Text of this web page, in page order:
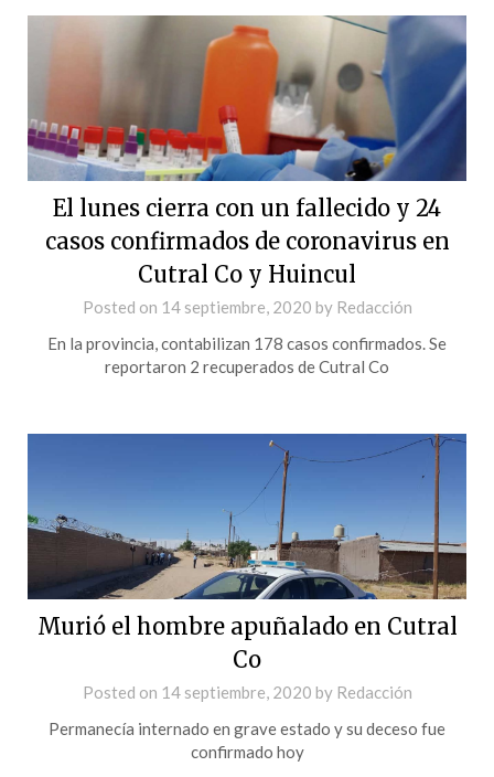
El lunes cierra con un fallecido y 24
casos confirmados de coronavirus en
Cutral Co y Huincul
Posted on 14 septiembre, 2020 by Redacción
En la provincia, contabilizan 178 casos confirmados. Se
reportaron 2 recuperados de Cutral Co
Murió el hombre apuñalado en Cutral
Co
Posted on 14 septiembre, 2020 by Redacción
Permanecía internado en grave estado y su deceso fue
confirmado hoy